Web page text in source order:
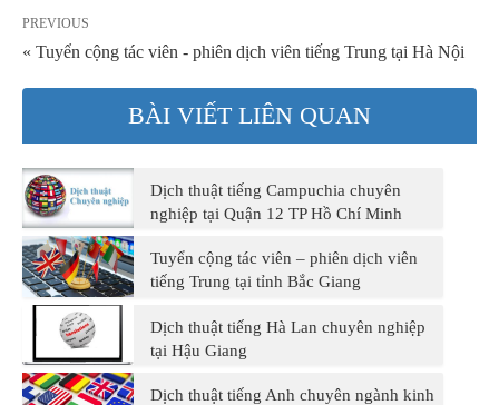
PREVIOUS
« Tuyển cộng tác viên - phiên dịch viên tiếng Trung tại Hà Nội
BÀI VIẾT LIÊN QUAN
Dịch thuật tiếng Campuchia chuyên
nghiệp tại Quận 12 TP Hồ Chí Minh
Tuyển cộng tác viên – phiên dịch viên
tiếng Trung tại tỉnh Bắc Giang
Dịch thuật tiếng Hà Lan chuyên nghiệp
tại Hậu Giang
Dịch thuật tiếng Anh chuyên ngành kinh